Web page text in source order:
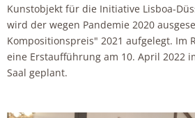
Kunstobjekt für die Initiative Lisboa-
wird der wegen Pandemie 2020
Kompositionspreis" 2021 aufgelegt. Im
eine Erstaufführung am 10. April 2022
Saal geplant.